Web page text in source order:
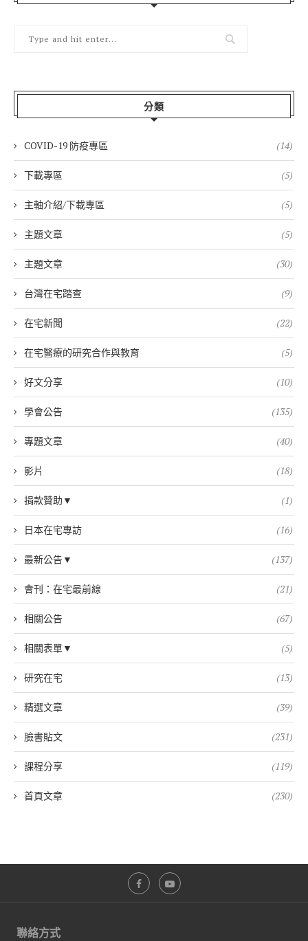
分類
COVID-19 防疫專區 (14)
下載專區 (5)
主軸介紹/下載專區 (5)
主題文章 (5)
主題文章 (30)
台灣在宅踏查 (9)
在宅新聞 (22)
在宅醫療的研究合作與教育 (5)
好文分享 (10)
學會公告 (135)
專題文章 (40)
影片 (18)
捐款贊助▼ (1)
日本在宅專訪 (16)
最新公告▼ (137)
會刊：在宅最前線 (21)
相關公告 (67)
相關表單▼ (5)
研究在宅 (13)
精選文章 (39)
臉書貼文 (231)
課程分享 (119)
首頁文章 (230)
聯絡方式